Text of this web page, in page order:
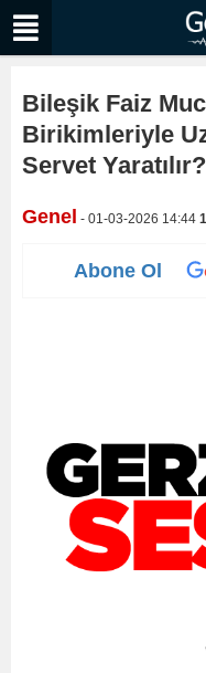
Bileşik Faiz
Birikimleriyle
Servet Yaratılır?
Genel - 01-03-2026 14:44
Abone Ol